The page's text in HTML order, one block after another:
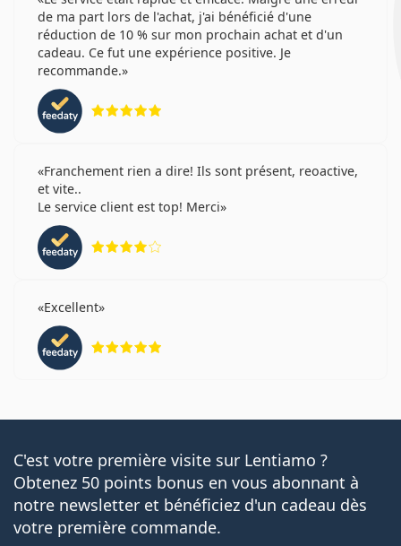
de ma part lors de l'achat, j'ai bénéficié d'une
réduction de 10 % sur mon prochain achat et d'un
cadeau. Ce fut une expérience positive. Je
recommande.
Franchement rien a dire! Ils sont présent, reoactive,
et vite..
Le service client est top! Merci
Excellent
C'est votre première visite sur Lentiamo ?
Obtenez 50 points bonus en vous abonnant à
notre newsletter et bénéficiez d'un cadeau dès
votre première commande.